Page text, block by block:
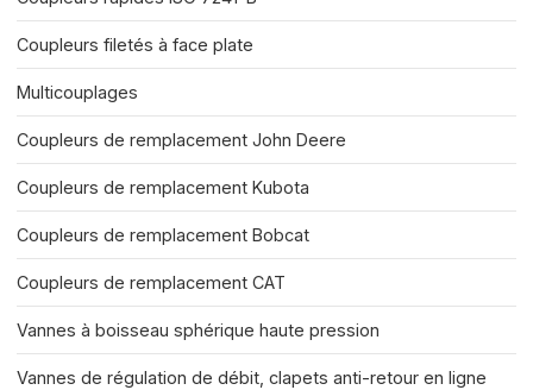
Coupleurs filetés à face plate
Multicouplages
Coupleurs de remplacement John Deere
Coupleurs de remplacement Kubota
Coupleurs de remplacement Bobcat
Coupleurs de remplacement CAT
Vannes à boisseau sphérique haute pression
Vannes de régulation de débit, clapets anti-retour en ligne